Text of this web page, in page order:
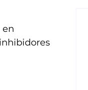
en